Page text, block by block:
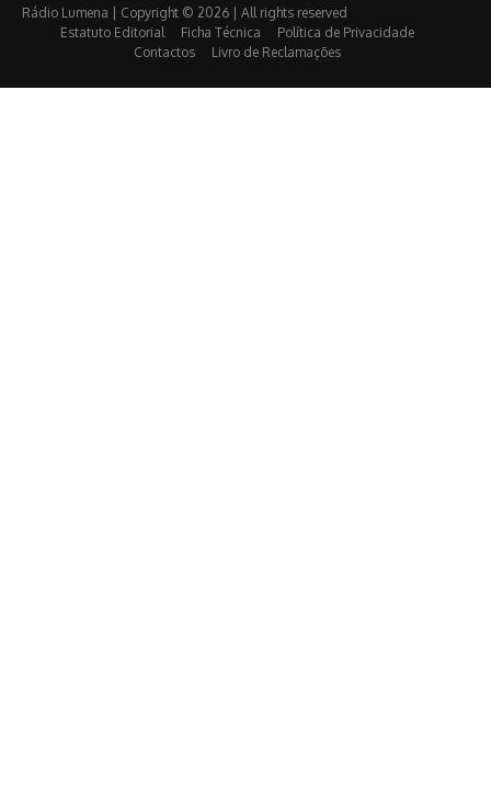
Rádio Lumena | Copyright © 2026 | All rights reserved
Estatuto Editorial
Ficha Técnica
Política de Privacidade
Contactos
Livro de Reclamações